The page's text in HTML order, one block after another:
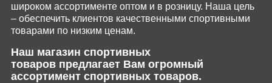
Наш магазин спортивных
товаров предлагает Вам огромный
ассортимент спортивных товаров.
широком ассортименте оптом и в розницу. Наша цель
– обеспечить клиентов качественными спортивными
товарами по низким ценам.